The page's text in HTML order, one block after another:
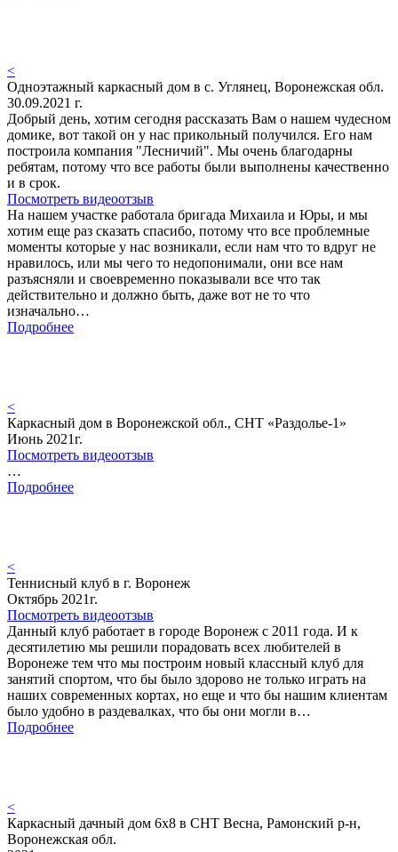
<
Одноэтажный каркасный дом в с. Углянец, Воронежская обл.
30.09.2021 г.
Добрый день, хотим сегодня рассказать Вам о нашем чудесном
домике, вот такой он у нас прикольный получился. Его нам
построила компания "Лесничий". Мы очень благодарны
ребятам, потому что все работы были выполнены качественно
и в срок.
Посмотреть видеоотзыв
На нашем участке работала бригада Михаила и Юры, и мы
хотим еще раз сказать спасибо, потому что все проблемные
моменты которые у нас возникали, если нам что то вдруг не
нравилось, или мы чего то недопонимали, они все нам
разъясняли и своевременно показывали все что так
действительно и должно быть, даже вот не то что
изначально…
Подробнее
<
Каркасный дом в Воронежской обл., СНТ «Раздолье-1»
Июнь 2021г.
Посмотреть видеоотзыв
…
Подробнее
<
Теннисный клуб в г. Воронеж
Октябрь 2021г.
Посмотреть видеоотзыв
Данный клуб работает в городе Воронеж с 2011 года. И к
десятилетию мы решили порадовать всех любителей в
Воронеже тем что мы построим новый классный клуб для
занятий спортом, что бы было здорово не только играть на
наших современных кортах, но еще и что бы нашим клиентам
было удобно в раздевалках, что бы они могли в…
Подробнее
<
Каркасный дачный дом 6х8 в СНТ Весна, Рамонский р-н,
Воронежская обл.